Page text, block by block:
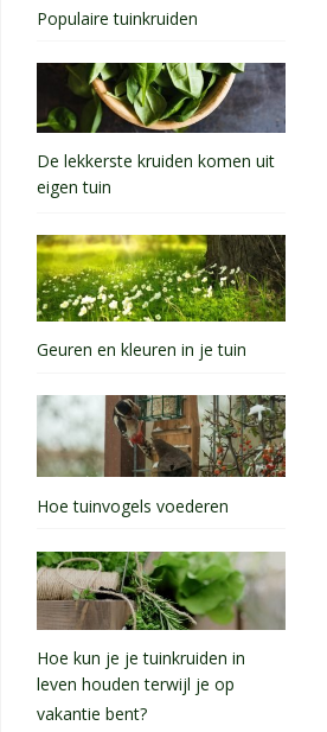
Populaire tuinkruiden
De lekkerste kruiden komen uit
eigen tuin
Geuren en kleuren in je tuin
Hoe tuinvogels voederen
Hoe kun je je tuinkruiden in
leven houden terwijl je op
vakantie bent?